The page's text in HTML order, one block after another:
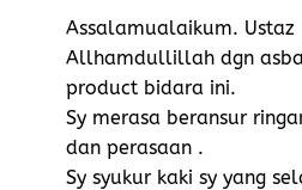
Assalamualaikum. Ustaz
Allhamdullillah dgn
product bidara ini.
Sy merasa beransur
dan perasaan .
Sy syukur kaki sy yang